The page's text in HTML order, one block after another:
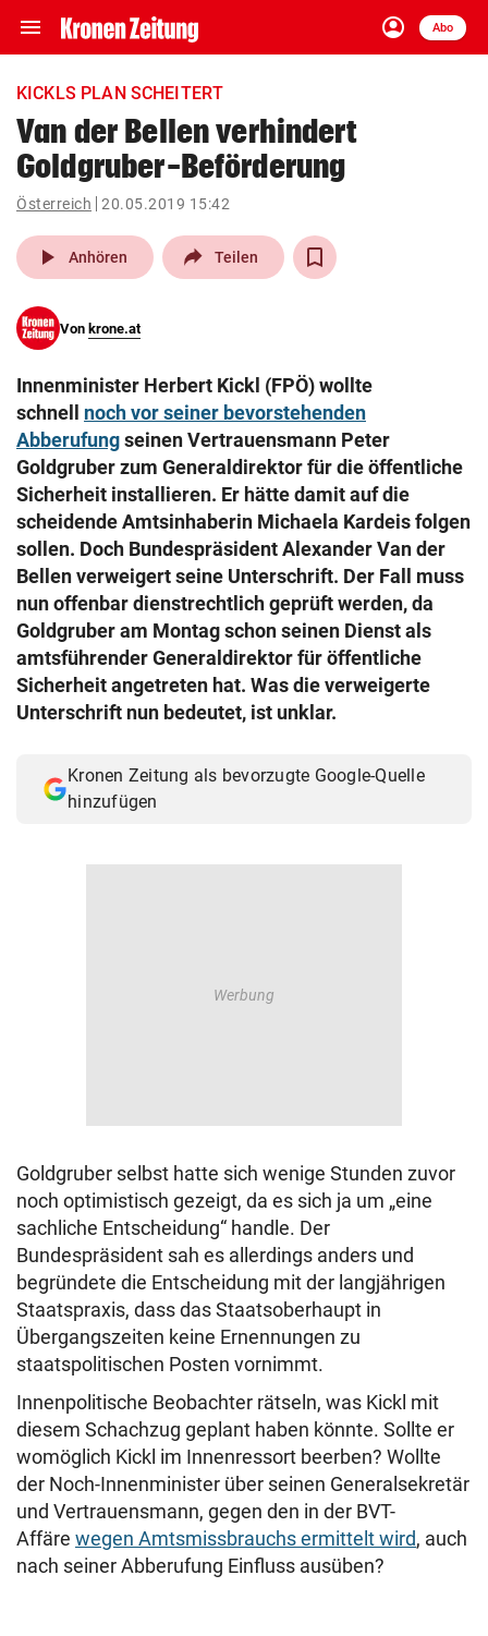
menu Navigation
ein-/ausklappen
account_circle
Anmelden
Abo
close Schließen
account_circle Anmelden
arrow_right
pin_drop
Wien arrow_right
search
eingeben
Muthgasse 2, 1190 Wien
KICKLS PLAN SCHEITERT
Van der Bellen verhindert
Goldgruber-Beförderung
Österreich 20.05.2019 15:42
play_arrow Anhören Teilen
Von krone.at
Innenminister Herbert Kickl (FPÖ) wollte
schnell noch vor seiner bevorstehenden
Abberufungseinen Vertrauensmann Peter
Goldgruber zum Generaldirektor für die öffentliche
Sicherheit installieren. Er hätte damit auf die
scheidende Amtsinhaberin Michaela Kardeis folgen
sollen. Doch Bundespräsident Alexander Van der
Bellen verweigert seine Unterschrift. Der Fall muss
nun offenbar dienstrechtlich geprüft werden, da
Goldgruber am Montag schon seinen Dienst als
amtsführender Generaldirektor für öffentliche
Sicherheit angetreten hat. Was die verweigerte
Unterschrift nun bedeutet, ist unklar.
Kronen Zeitung als bevorzugte Google-Quelle
hinzufügen
Goldgruber selbst hatte sich wenige Stunden zuvor
noch optimistisch gezeigt, da es sich ja um „eine
sachliche Entscheidung“ handle. Der
Bundespräsident sah es allerdings anders und
begründete die Entscheidung mit der langjährigen
Staatspraxis, dass das Staatsoberhaupt in
Übergangszeiten keine Ernennungen zu
staatspolitischen Posten vornimmt.
Innenpolitische Beobachter rätseln, was Kickl mit
diesem Schachzug geplant haben könnte. Sollte er
womöglich Kickl im Innenressort beerben? Wollte
der Noch-Innenminister über seinen Generalsekretär
und Vertrauensmann, gegen den in der BVT-
Affäre wegen Amtsmissbrauchs ermittelt wird, auch
nach seiner Abberufung Einfluss ausüben?